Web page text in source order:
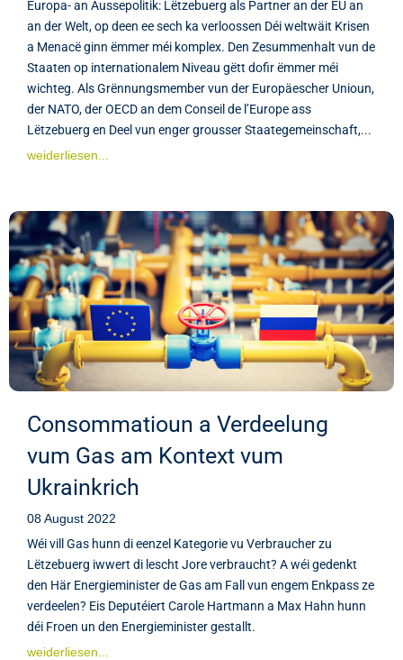
Europa- an Aussepolitik: Lëtzebuerg als Partner an der EU an
an der Welt, op deen ee sech ka verloossen Déi weltwäit Krisen
a Menacë ginn ëmmer méi komplex. Den Zesummenhalt vun de
Staaten op internationalem Niveau gëtt dofir ëmmer méi
wichteg. Als Grënnungsmember vun der Europäescher Unioun,
der NATO, der OECD an dem Conseil de l’Europe ass
Lëtzebuerg en Deel vun enger grousser Staategemeinschaft,...
weiderliesen...
Consommatioun a Verdeelung
vum Gas am Kontext vum
Ukrainkrich
08 August 2022
Wéi vill Gas hunn di eenzel Kategorie vu Verbraucher zu
Lëtzebuerg iwwert di lescht Jore verbraucht? A wéi gedenkt
den Här Energieminister de Gas am Fall vun engem Enkpass ze
verdeelen? Eis Deputéiert Carole Hartmann a Max Hahn hunn
déi Froen un den Energieminister gestallt.
weiderliesen...